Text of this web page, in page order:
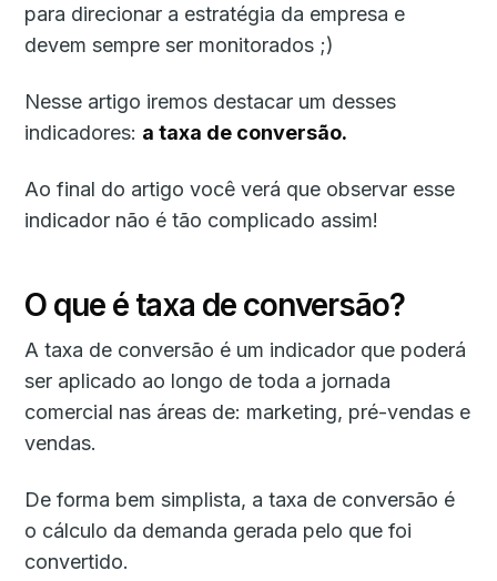
para direcionar a estratégia da empresa e
devem sempre ser monitorados ;)
Nesse artigo iremos destacar um desses
indicadores: a taxa de conversão.
Ao final do artigo você verá que observar esse
indicador não é tão complicado assim!
O que é taxa de conversão?
A taxa de conversão é um indicador que poderá
ser aplicado ao longo de toda a jornada
comercial nas áreas de: marketing, pré-vendas e
vendas.
De forma bem simplista, a taxa de conversão é
o cálculo da demanda gerada pelo que foi
convertido.